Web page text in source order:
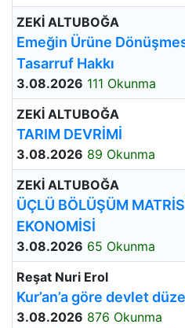
ZEKİ ALTUBOĞA
Emeğin Ürüne
Tasarruf Hakkı
3.08.2026 111 Okunma
ZEKİ ALTUBOĞA
TARIM DEVRİMİ
3.08.2026 89 Okunma
ZEKİ ALTUBOĞA
ÜÇLÜ BÖLÜŞÜM
EKONOMİSİ
3.08.2026 65 Okunma
Reşat Nuri Erol
Kur’an’a göre devlet
3.08.2026 876 Okunma